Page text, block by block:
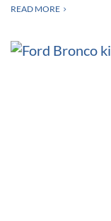
READ MORE